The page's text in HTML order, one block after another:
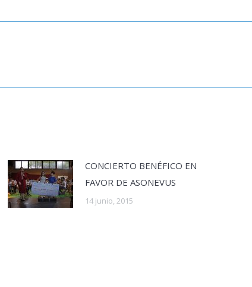
CONCIERTO BENÉFICO EN
FAVOR DE ASONEVUS
14 junio, 2015